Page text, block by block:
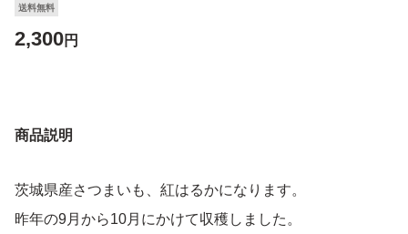
送料無料
2,300円
商品説明
茨城県産さつまいも、紅はるかになります。
昨年の9月から10月にかけて収穫しました。